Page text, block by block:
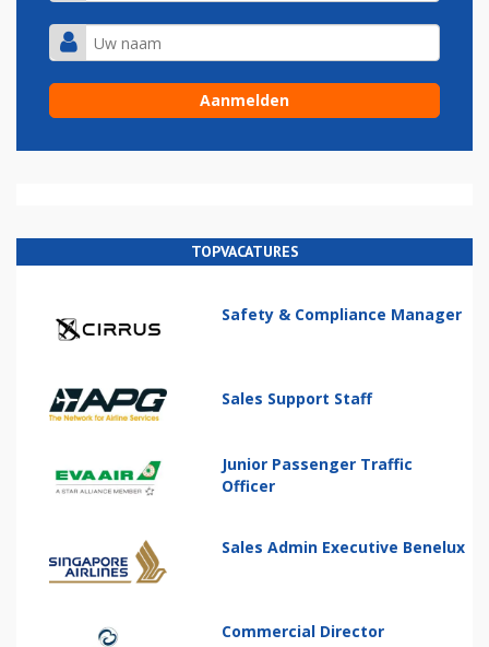
TOPVACATURES
Safety & Compliance Manager
Sales Support Staff
Junior Passenger Traffic
Officer
Sales Admin Executive Benelux
Commercial Director